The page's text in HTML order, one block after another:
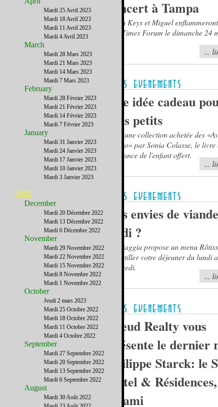
concert à Tampa
Alicia Keys et Miguel
Bay Times Forum le dimanche 24
...
Une idée cadeau
plus petits
Pour une collection achetée des
d'Enzo» par Sonia Colasse, le
naissance de l'enfant offert.
...
Des envies de
midi ?
La Piaggia propose un menu
croustiller votre déjeuner du lundi
vendredi.
...
Freud Realty vous
présente le dernier
Philippe Starck: le
Hôtel &
Miami
Mardi 25 Avril 2023
Mardi 18 Avril 2023
Mardi 11 Avril 2023
Mardi 4 Avril 2023
March
Mardi 28 Mars 2023
Mardi 21 Mars 2023
Mardi 14 Mars 2023
Mardi 7 Mars 2023
February
Mardi 28 Février 2023
Mardi 21 Février 2023
Mardi 14 Février 2023
Mardi 7 Février 2023
January
Mardi 31 Janvier 2023
Mardi 24 Janvier 2023
Mardi 17 Janvier 2023
Mardi 10 Janvier 2023
Mardi 3 Janvier 2023
2022
December
Mardi 20 Décembre 2022
Mardi 13 Décembre 2022
Mardi 6 Décembre 2022
November
Mardi 29 Novembre 2022
Mardi 22 Novembre 2022
Mardi 15 Novembre 2022
Mardi 8 Novembre 2022
Mardi 1 Novembre 2022
October
Jeudi 2 mars 2023
Mardi 25 Octobre 2022
Mardi 18 Octobre 2022
Mardi 11 Octobre 2022
Mardi 4 Octobre 2022
September
Mardi 27 Septembre 2022
Mardi 20 Septembre 2022
Mardi 13 Septembre 2022
Mardi 6 Septembre 2022
August
Mardi 30 Août 2022